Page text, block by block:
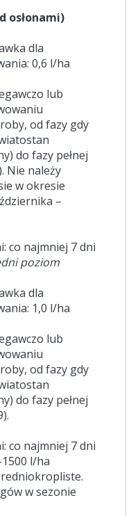
osłonami)
dla
0,6 l/ha
lub
od fazy gdy
do fazy pełnej
Nie należy
w okresie
–
co najmniej 7 dni
poziom
dla
1,0 l/ha
lub
od fazy gdy
do fazy pełnej
co najmniej 7 dni
l/ha
w sezonie